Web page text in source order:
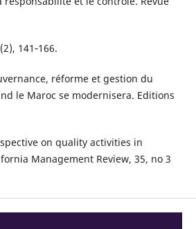
141‑166.
réforme et gestion du
le Maroc se modernisera. Editions
on quality activities in
Management Review, 35, no 3